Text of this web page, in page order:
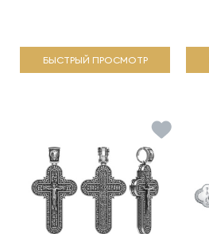
БЫСТРЫЙ ПРОСМОТР